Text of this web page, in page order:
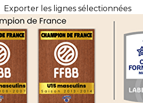
Exporter les lignes sélectionnées
Exporter toutes les colonnes
Exporter uniquement les
Menu
?>
Images de la page d'accueil
Cliquez pour éditer